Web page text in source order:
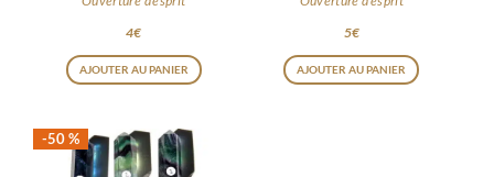
4€
AJOUTER AU PANIER
5€
AJOUTER AU PANIER
-50 %